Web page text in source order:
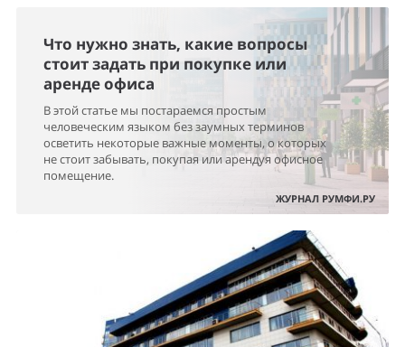
Что нужно знать, какие вопросы
стоит задать при покупке или
аренде офиса
В этой статье мы постараемся простым
человеческим языком без заумных терминов
осветить некоторые важные моменты, о которых
не стоит забывать, покупая или арендуя офисное
помещение.
ЖУРНАЛ РУМФИ.РУ